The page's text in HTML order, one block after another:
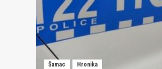
Šamac Hronika